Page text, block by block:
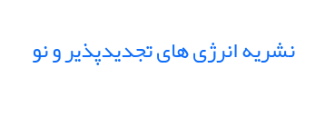
نشریه انرژی های تجدیدپذیر و نو